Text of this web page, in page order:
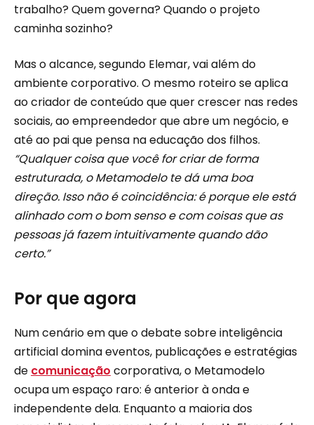
trabalho? Quem governa? Quando o projeto
caminha sozinho?
Mas o alcance, segundo Elemar, vai além do
ambiente corporativo. O mesmo roteiro se aplica
ao criador de conteúdo que quer crescer nas redes
sociais, ao empreendedor que abre um negócio, e
até ao pai que pensa na educação dos filhos.
“Qualquer coisa que você for criar de forma
estruturada, o Metamodelo te dá uma boa
direção. Isso não é coincidência: é porque ele está
alinhado com o bom senso e com coisas que as
pessoas já fazem intuitivamente quando dão
certo.”
Por que agora
Num cenário em que o debate sobre inteligência
artificial domina eventos, publicações e estratégias
de comunicação corporativa, o Metamodelo
ocupa um espaço raro: é anterior à onda e
independente dela. Enquanto a maioria dos